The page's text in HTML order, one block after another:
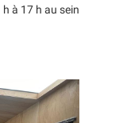
à 17 h au sein